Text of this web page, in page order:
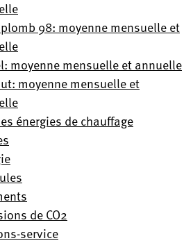
98: moyenne mensuelle et
moyenne mensuelle et annuelle
moyenne mensuelle et
énergies de chauffage
de CO2
service